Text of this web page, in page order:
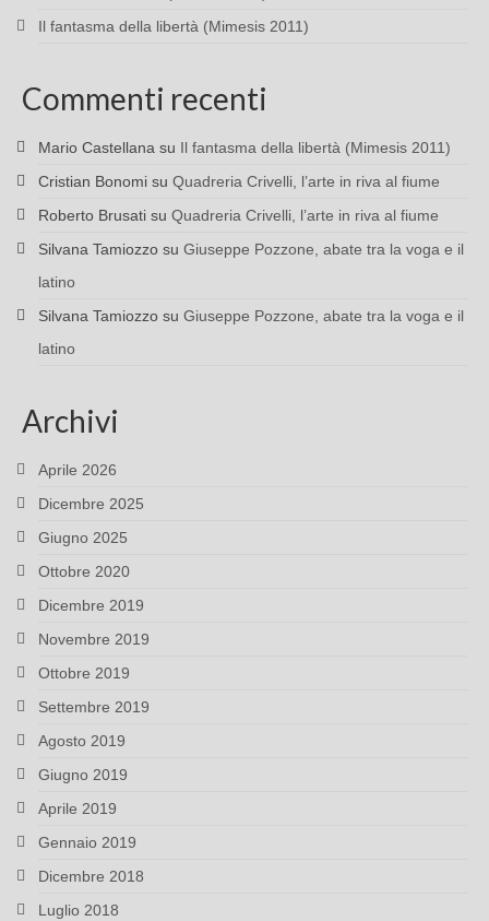
Il fantasma della libertà (Mimesis 2011)
Commenti recenti
Mario Castellana su Il fantasma della libertà (Mimesis 2011)
Cristian Bonomi su Quadreria Crivelli, l’arte in riva al fiume
Roberto Brusati su Quadreria Crivelli, l’arte in riva al fiume
Silvana Tamiozzo su Giuseppe Pozzone, abate tra la voga e il
latino
Silvana Tamiozzo su Giuseppe Pozzone, abate tra la voga e il
latino
Archivi
Aprile 2026
Dicembre 2025
Giugno 2025
Ottobre 2020
Dicembre 2019
Novembre 2019
Ottobre 2019
Settembre 2019
Agosto 2019
Giugno 2019
Aprile 2019
Gennaio 2019
Dicembre 2018
Luglio 2018